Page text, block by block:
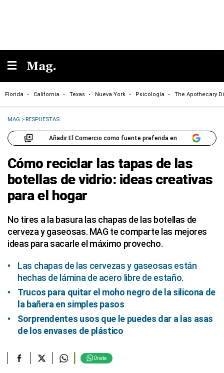
Florida California Texas Nueva York Psicología The Apothecary
MAG >RESPUESTAS
Añadir El Comercio como fuente preferida en
Cómo reciclar las tapas de las
botellas de vidrio: ideas creativas
para el hogar
No tires a la basura las chapas de las botellas de
cerveza y gaseosas. MAG te comparte las mejores
ideas para sacarle el máximo provecho.
Las chapas de las cervezas y gaseosas están
hechas de lámina de acero libre de estaño.
Trucos para quitar el moho negro de la silicona de
la bañera en simples pasos
Sorprendentes usos que le puedes dar a las asas
de los envases de plástico
Únete